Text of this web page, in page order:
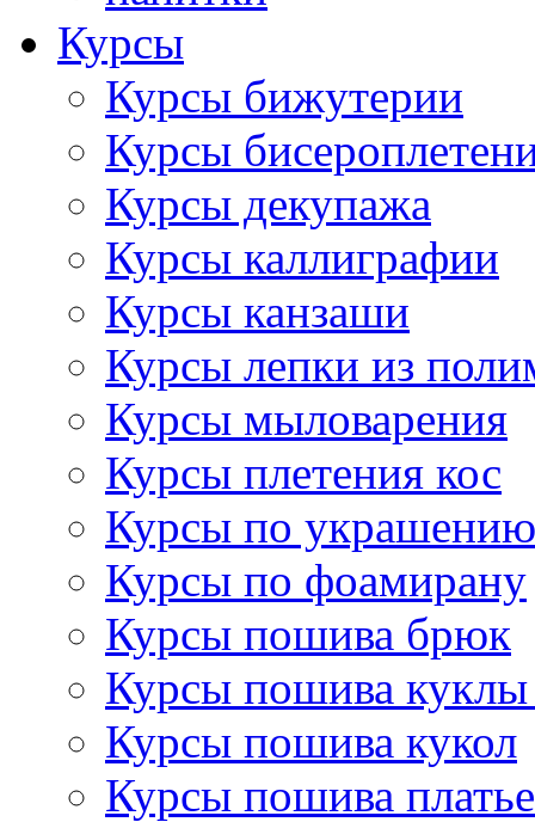
Курсы
Курсы бижутерии
Курсы
Курсы декупажа
Курсы каллиграфии
Курсы канзаши
Курсы лепки из
Курсы мыловарения
Курсы плетения кос
Курсы по украшению
Курсы по фоамирану
Курсы пошива брюк
Курсы пошива
Курсы пошива кукол
Курсы пошива